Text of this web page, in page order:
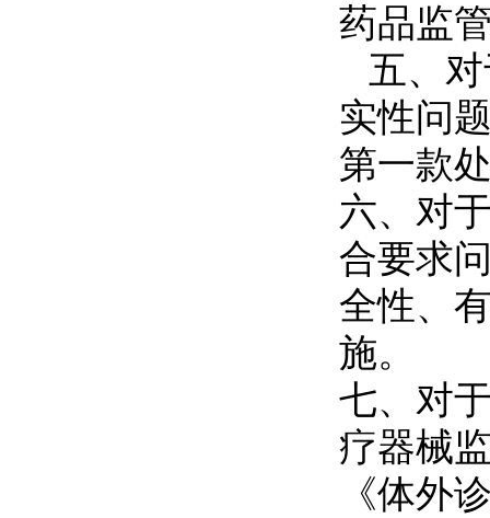
药品监
五、对
实性问
第一款
六、对
合要求
全性、
施。
七、对
疗器械
《体外